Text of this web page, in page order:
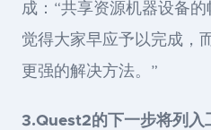
成：“共享资源机器设备
觉得大家早应予以完成，
更强的解决方法。”
3.Quest2的下一步将列入